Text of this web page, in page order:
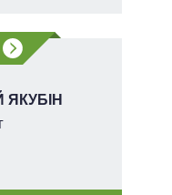
ЯКУБІН